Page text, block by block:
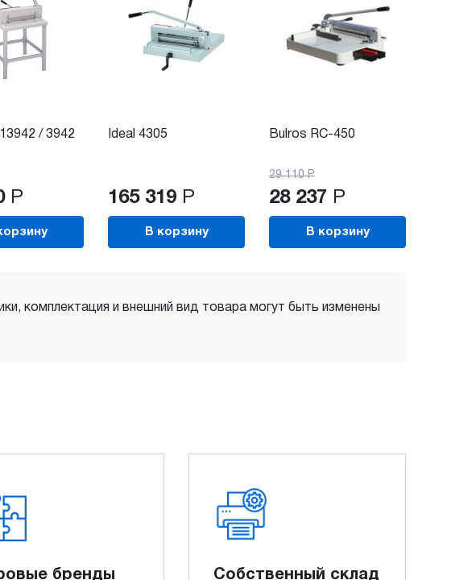
/ 3942
Р
Ideal 4305
165 319 Р
В корзину
Bulros RC-450
29 110 Р
28 237 Р
В корзину
комплектация и внешний вид товара могут быть изменены
бренды Собственный склад